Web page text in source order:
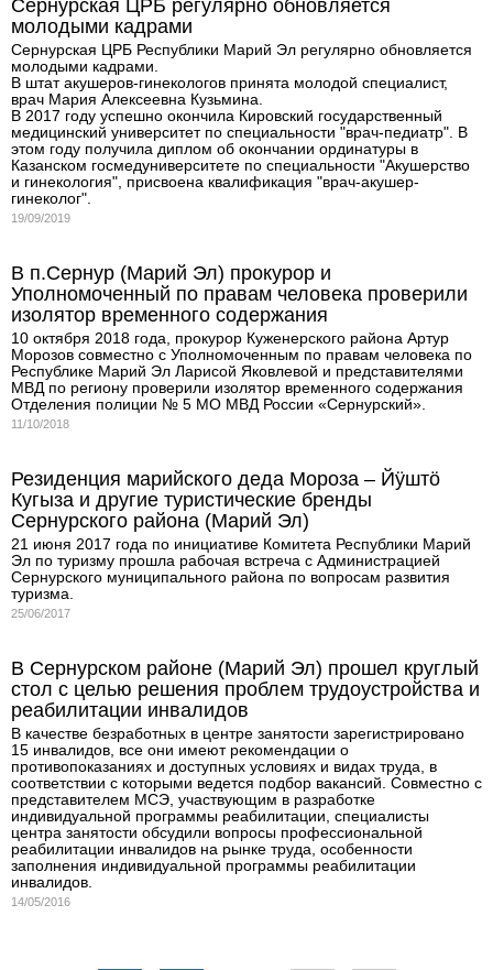
Сернурская ЦРБ регулярно обновляется
молодыми кадрами
Сернурская ЦРБ Республики Марий Эл регулярно обновляется
молодыми кадрами.
В штат акушеров-гинекологов принята молодой специалист,
врач Мария Алексеевна Кузьмина.
В 2017 году успешно окончила Кировский государственный
медицинский университет по специальности "врач-педиатр". В
этом году получила диплом об окончании ординатуры в
Казанском госмедуниверситете по специальности "Акушерство
и гинекология", присвоена квалификация "врач-акушер-
гинеколог".
19/09/2019
В п.Сернур (Марий Эл) прокурор и
Уполномоченный по правам человека проверили
изолятор временного содержания
10 октября 2018 года, прокурор Куженерского района Артур
Морозов совместно с Уполномоченным по правам человека по
Республике Марий Эл Ларисой Яковлевой и представителями
МВД по региону проверили изолятор временного содержания
Отделения полиции № 5 МО МВД России «Сернурский».
11/10/2018
Резиденция марийского деда Мороза – Йÿштӧ
Кугыза и другие туристические бренды
Сернурского района (Марий Эл)
21 июня 2017 года по инициативе Комитета Республики Марий
Эл по туризму прошла рабочая встреча с Администрацией
Сернурского муниципального района по вопросам развития
туризма.
25/06/2017
В Сернурском районе (Марий Эл) прошел круглый
стол с целью решения проблем трудоустройства и
реабилитации инвалидов
В качестве безработных в центре занятости зарегистрировано
15 инвалидов, все они имеют рекомендации о
противопоказаниях и доступных условиях и видах труда, в
соответствии с которыми ведется подбор вакансий. Совместно с
представителем МСЭ, участвующим в разработке
индивидуальной программы реабилитации, специалисты
центра занятости обсудили вопросы профессиональной
реабилитации инвалидов на рынке труда, особенности
заполнения индивидуальной программы реабилитации
инвалидов.
14/05/2016